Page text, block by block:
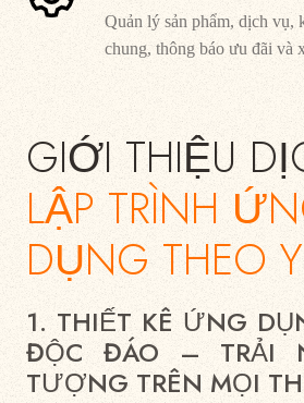
Quản lý sản phẩm, dịch vụ,
chung, thông báo ưu đãi và
GIỚI THIỆU
LẬP TRÌNH
DỤNG THEO
1. THIẾT KÊ ỨNG
ĐỘC ĐÁO – TRẢI
TƯỢNG TRÊN MỌI